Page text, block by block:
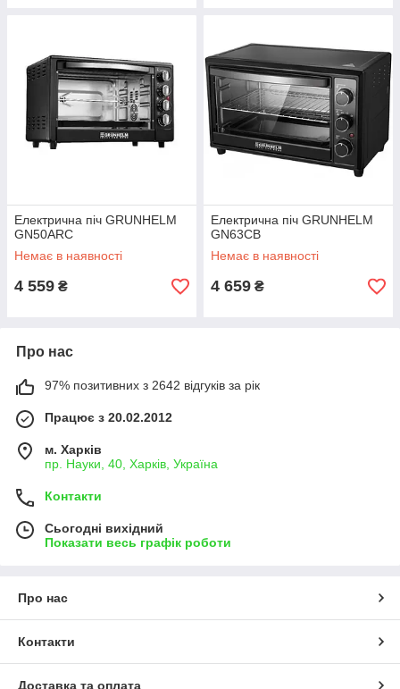
Електрична піч GRUNHELM
GN50ARC
Немає в наявності
4 559 ₴
Електрична піч GRUNHELM
GN63СВ
Немає в наявності
4 659 ₴
Про нас
97% позитивних з 2642 відгуків за рік
Працює з 20.02.2012
м. Харків
пр. Науки, 40, Харків, Україна
Контакти
Сьогодні вихідний
Показати весь графік роботи
Про нас
Контакти
Доставка та оплата